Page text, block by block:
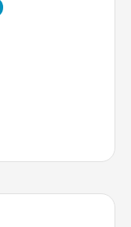
新论岘站8号出